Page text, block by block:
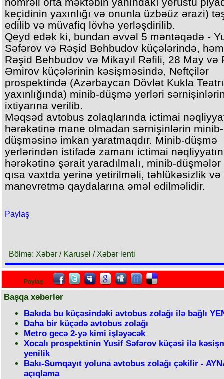
keçidinin yaxınlığı və onunla üzbəüz ərazi)
edilib və müvafiq lövhə yerləşdirilib.
Qeyd edək ki, bundan əvvəl 5 məntəqədə -
Səfərov və Rəşid Behbudov küçələrində,
Rəşid Behbudov və Mikayıl Rəfili, 28 May və
Əmirov küçələrinin kəsişməsində, Neftçilər
prospektində (Azərbaycan Dövlət Kukla
yaxınlığında) minib-düşmə yerləri
ixtiyarına verilib.
Məqsəd avtobus zolaqlarında ictimai
hərəkətinə mane olmadan sərnişinlərin minib-
düşməsinə imkan yaratmaqdır. Minib-düşmə
yerlərindən istifadə zamanı ictimai nəqliyyatın
hərəkətinə şərait yaradılmalı, minib-düşmələr
qısa vaxtda yerinə yetirilməli, təhlükəsizlik və
manevretmə qaydalarına əməl edilməlidir.
Paylaş
Bölmə: Xəbər / Karusel / Xəbər lenti
Paylaş
Başqa xəbərlər
Bakıda bu küçəsindəki avtobus zolağı ilə bağlı
Daha bir küçədə avtobus zolağı
Metro gecə 2-yə kimi işləyəcək
Xocalı prospektinin Yusif Səfərov küçəsi ilə
yenilik
Bakı-Sumqayıt yoluna avtobus zolağı çəkilir -
açıqlama